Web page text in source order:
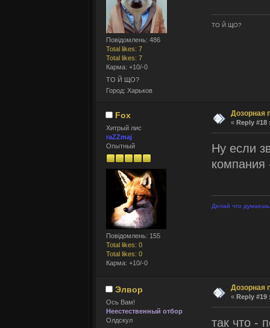
Повідомлень: 486
Total likes: 7
Total likes: 7
Карма: +10/-0
ТО Й ЩО?
Город: Харьков
ТО Й ЩО?
Fox
Хитрый лис
raZZmaj
Опытный
Повідомлень: 155
Total likes: 0
Total likes: 0
Карма: +10/-0
Дозорная
« Reply #18
Ну если
компания
Делай что
Элвор
Ось Вам!
Неестественный отбор
Олдскул
Дозорная
« Reply #19
так что -